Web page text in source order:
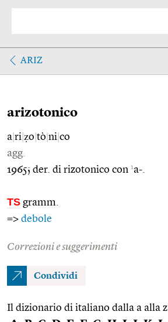
ARIZ
arizotonico
a ri ẓo tò ni co
agg.
1965; der. di rizotonico con 1a-.
TS gramm.
=> debole
Correzioni e suggerimenti
Condividi
Il dizionario di italiano dalla a alla z